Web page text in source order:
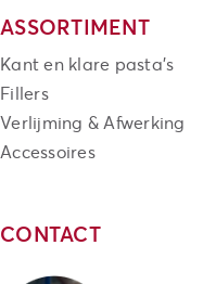
ASSORTIMENT
Kant en klare pasta's
Fillers
Verlijming & Afwerking
Accessoires
CONTACT